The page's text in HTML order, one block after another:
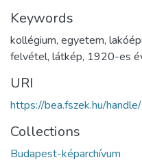
Keywords
kollégium, egyetem,
felvétel, látkép, 1920-es
URI
https://bea.fszek.hu/
Collections
Budapest-képarchívum